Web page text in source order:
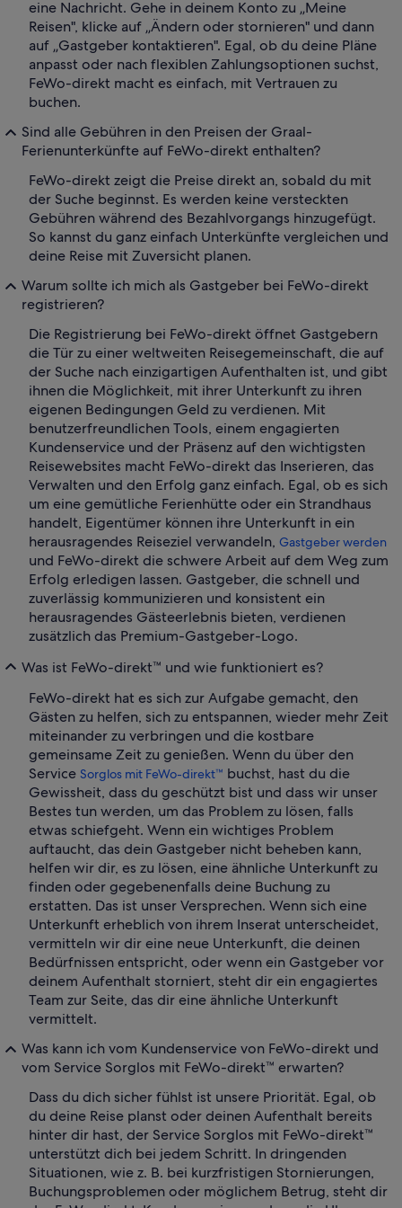
eine Nachricht. Gehe in deinem Konto zu „Meine
Reisen", klicke auf „Ändern oder stornieren" und dann
auf „Gastgeber kontaktieren". Egal, ob du deine Pläne
anpasst oder nach flexiblen Zahlungsoptionen suchst,
FeWo-direkt macht es einfach, mit Vertrauen zu
buchen.
Sind alle Gebühren in den Preisen der Graal-
Ferienunterkünfte auf FeWo-direkt enthalten?
FeWo-direkt zeigt die Preise direkt an, sobald du mit
der Suche beginnst. Es werden keine versteckten
Gebühren während des Bezahlvorgangs hinzugefügt.
So kannst du ganz einfach Unterkünfte vergleichen und
deine Reise mit Zuversicht planen.
Warum sollte ich mich als Gastgeber bei FeWo-direkt
registrieren?
Die Registrierung bei FeWo-direkt öffnet Gastgebern
die Tür zu einer weltweiten Reisegemeinschaft, die auf
der Suche nach einzigartigen Aufenthalten ist, und gibt
ihnen die Möglichkeit, mit ihrer Unterkunft zu ihren
eigenen Bedingungen Geld zu verdienen. Mit
benutzerfreundlichen Tools, einem engagierten
Kundenservice und der Präsenz auf den wichtigsten
Reisewebsites macht FeWo-direkt das Inserieren, das
Verwalten und den Erfolg ganz einfach. Egal, ob es sich
um eine gemütliche Ferienhütte oder ein Strandhaus
handelt, Eigentümer können ihre Unterkunft in ein
herausragendes Reiseziel verwandeln, Gastgeber werden
und FeWo-direkt die schwere Arbeit auf dem Weg zum
Erfolg erledigen lassen. Gastgeber, die schnell und
zuverlässig kommunizieren und konsistent ein
herausragendes Gästeerlebnis bieten, verdienen
zusätzlich das Premium-Gastgeber-Logo.
Was ist FeWo-direkt™ und wie funktioniert es?
FeWo-direkt hat es sich zur Aufgabe gemacht, den
Gästen zu helfen, sich zu entspannen, wieder mehr Zeit
miteinander zu verbringen und die kostbare
gemeinsame Zeit zu genießen. Wenn du über den
Service Sorglos mit FeWo-direkt™ buchst, hast du die
Gewissheit, dass du geschützt bist und dass wir unser
Bestes tun werden, um das Problem zu lösen, falls
etwas schiefgeht. Wenn ein wichtiges Problem
auftaucht, das dein Gastgeber nicht beheben kann,
helfen wir dir, es zu lösen, eine ähnliche Unterkunft zu
finden oder gegebenenfalls deine Buchung zu
erstatten. Das ist unser Versprechen. Wenn sich eine
Unterkunft erheblich von ihrem Inserat unterscheidet,
vermitteln wir dir eine neue Unterkunft, die deinen
Bedürfnissen entspricht, oder wenn ein Gastgeber vor
deinem Aufenthalt storniert, steht dir ein engagiertes
Team zur Seite, das dir eine ähnliche Unterkunft
vermittelt.
Was kann ich vom Kundenservice von FeWo-direkt und
vom Service Sorglos mit FeWo-direkt™ erwarten?
Dass du dich sicher fühlst ist unsere Priorität. Egal, ob
du deine Reise planst oder deinen Aufenthalt bereits
hinter dir hast, der Service Sorglos mit FeWo-direkt™
unterstützt dich bei jedem Schritt. In dringenden
Situationen, wie z. B. bei kurzfristigen Stornierungen,
Buchungsproblemen oder möglichem Betrug, steht dir